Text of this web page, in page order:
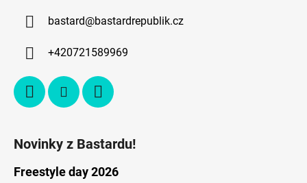
bastard@bastardrepublik.cz
+420721589969
Novinky z Bastardu!
Freestyle day 2026